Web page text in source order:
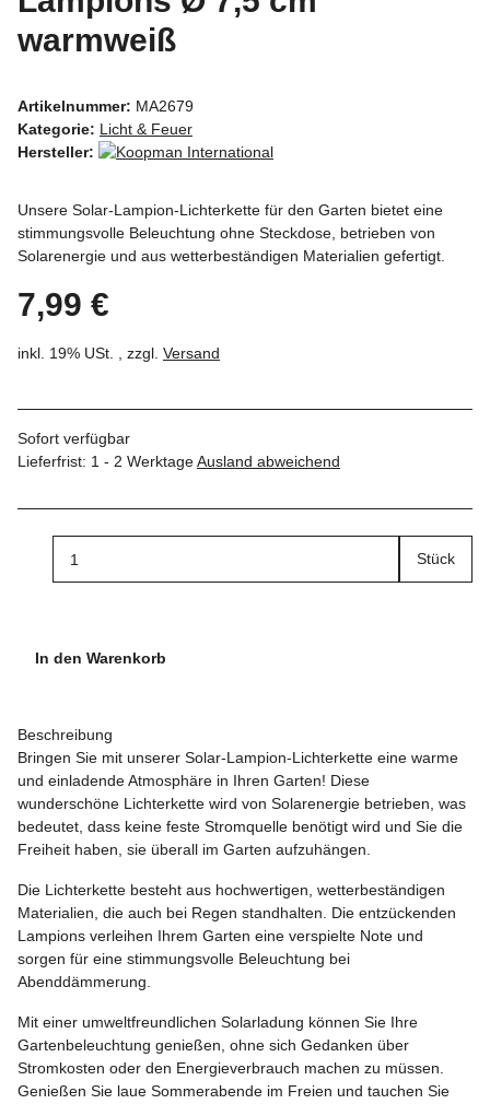
warmweiß
Artikelnummer: MA2679
Kategorie: Licht & Feuer
Hersteller:
Unsere Solar-Lampion-Lichterkette für den Garten bietet eine
stimmungsvolle Beleuchtung ohne Steckdose, betrieben von
Solarenergie und aus wetterbeständigen Materialien gefertigt.
7,99 €
inkl. 19% USt. , zzgl. Versand
Sofort verfügbar
Lieferfrist: 1 - 2 WerktageAusland abweichend
Stück
In den Warenkorb
Beschreibung
Bringen Sie mit unserer Solar-Lampion-Lichterkette eine warme
und einladende Atmosphäre in Ihren Garten! Diese
wunderschöne Lichterkette wird von Solarenergie betrieben, was
bedeutet, dass keine feste Stromquelle benötigt wird und Sie die
Freiheit haben, sie überall im Garten aufzuhängen.
Die Lichterkette besteht aus hochwertigen, wetterbeständigen
Materialien, die auch bei Regen standhalten. Die entzückenden
Lampions verleihen Ihrem Garten eine verspielte Note und
sorgen für eine stimmungsvolle Beleuchtung bei
Abenddämmerung.
Mit einer umweltfreundlichen Solarladung können Sie Ihre
Gartenbeleuchtung genießen, ohne sich Gedanken über
Stromkosten oder den Energieverbrauch machen zu müssen.
Genießen Sie laue Sommerabende im Freien und tauchen Sie